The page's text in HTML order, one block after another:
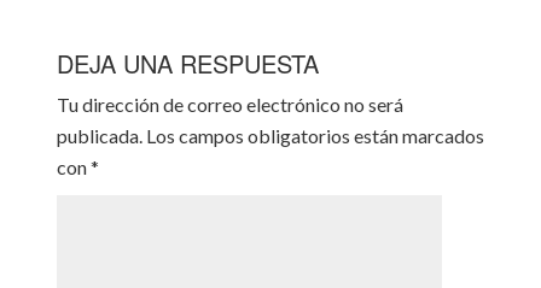
DEJA UNA RESPUESTA
Tu dirección de correo electrónico no será
publicada. Los campos obligatorios están marcados
con*